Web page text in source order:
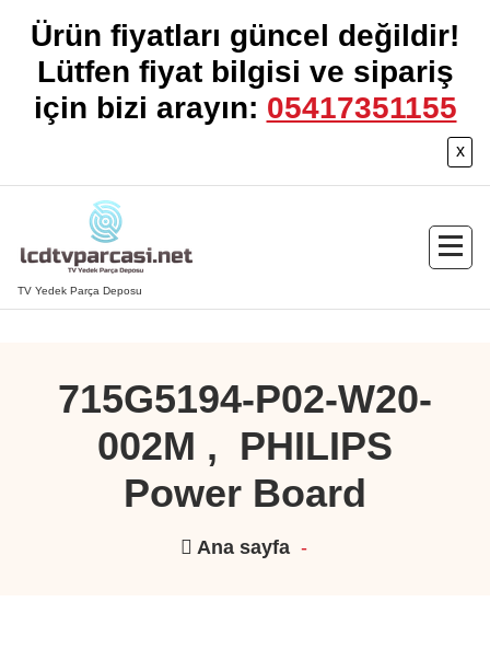
Ürün fiyatları güncel değildir!
Lütfen fiyat bilgisi ve sipariş
için bizi arayın: 05417351155
x
TV Yedek Parça Deposu
715G5194-P02-W20-
002M , PHILIPS
Power Board
Ana sayfa-